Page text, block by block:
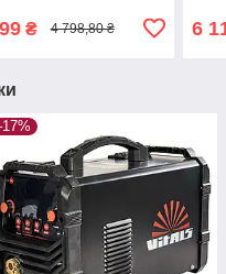
₴ 4 798,80 ₴ 6